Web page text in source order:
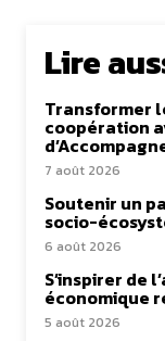
Lire
Transformer
coopération
7 août 2026
Soutenir un
socio-
6 août 2026
S’inspirer de
économique
5 août 2026